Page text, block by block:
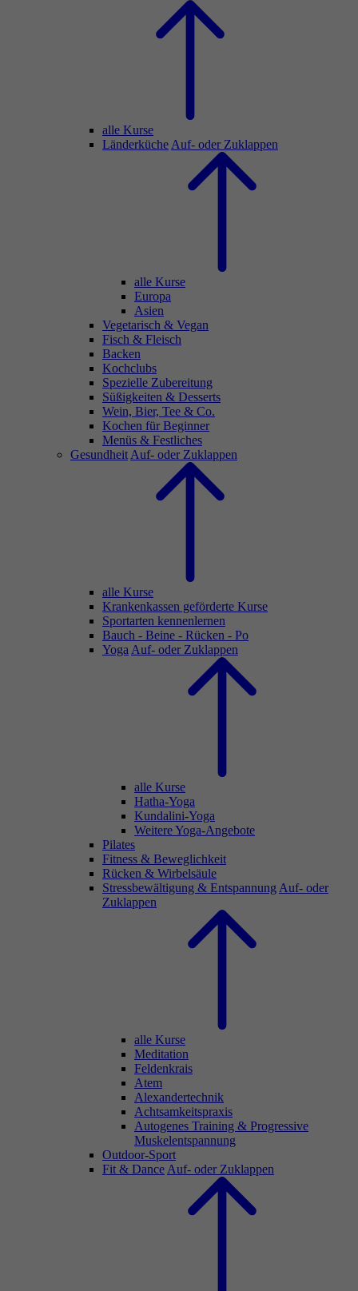
alle Kurse
Länderküche Auf- oder Zuklappen
alle Kurse
Europa
Asien
Vegetarisch & Vegan
Fisch & Fleisch
Backen
Kochclubs
Spezielle Zubereitung
Süßigkeiten & Desserts
Wein, Bier, Tee & Co.
Kochen für Beginner
Menüs & Festliches
Gesundheit Auf- oder Zuklappen
alle Kurse
Krankenkassen geförderte Kurse
Sportarten kennenlernen
Bauch - Beine - Rücken - Po
Yoga Auf- oder Zuklappen
alle Kurse
Hatha-Yoga
Kundalini-Yoga
Weitere Yoga-Angebote
Pilates
Fitness & Beweglichkeit
Rücken & Wirbelsäule
Stressbewältigung & Entspannung Auf- oder
Zuklappen
alle Kurse
Meditation
Feldenkrais
Atem
Alexandertechnik
Achtsamkeitspraxis
Autogenes Training & Progressive
Muskelentspannung
Outdoor-Sport
Fit & Dance Auf- oder Zuklappen